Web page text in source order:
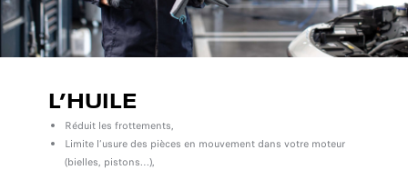
L’HUILE
Réduit les frottements,
Limite l’usure des pièces en mouvement dans votre moteur
(bielles, pistons…),